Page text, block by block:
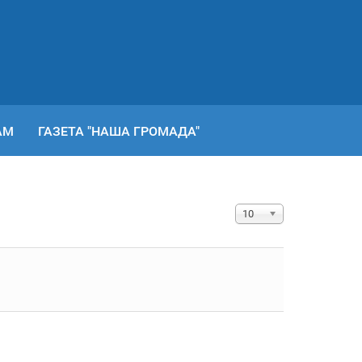
ГАЗЕТА "НАША ГРОМАДА"
Показувати
10